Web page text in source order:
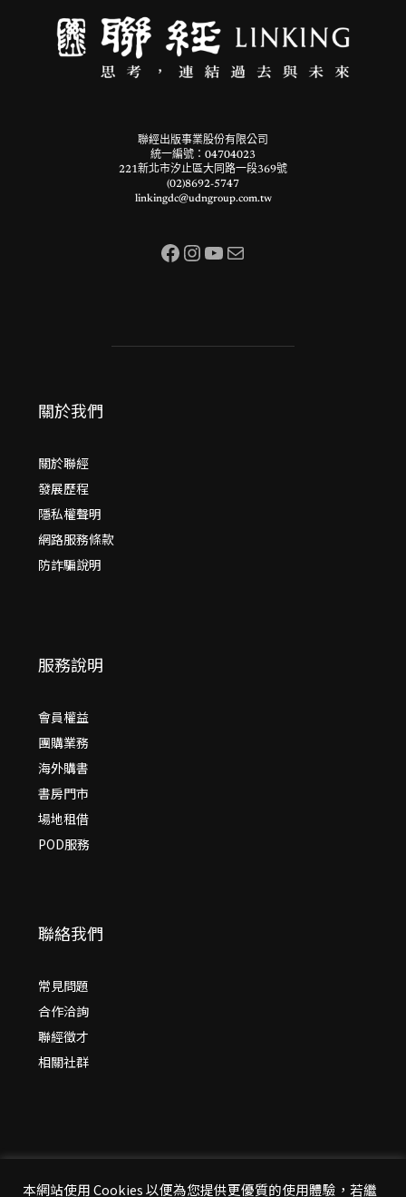
聯經出版事業股份有限公司
統一編號：04704023
221新北市汐止區大同路一段369號
(02)8692-5747
linkingdc@udngroup.com.tw
Facebook InstagramYouTube 電子郵件
關於我們
關於聯經
發展歷程
隱私權聲明
網路服務條款
防詐騙說明
服務說明
會員權益
團購業務
海外購書
書房門市
場地租借
POD服務
聯絡我們
常見問題
合作洽詢
聯經徵才
相關社群
本網站使用 Cookies 以便為您提供更優質的使用體驗，若繼